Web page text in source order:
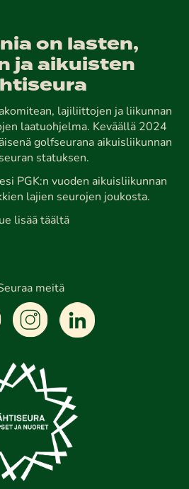
on lasten,
ja aikuisten
lajiliittojen ja liikunnan
laatuohjelma. Keväällä 2024
golfseurana aikuisliikunnan
statuksen.
PGK:n vuoden aikuisliikunnan
lajien seurojen joukosta.
lisää täältä
meitä